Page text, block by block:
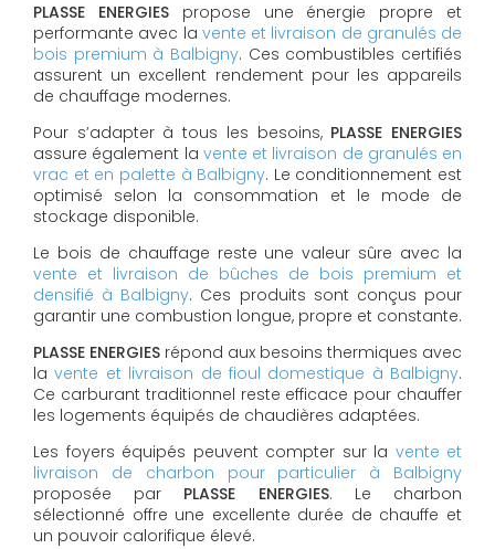
PLASSE ENERGIESpropose une énergie propre et
performante avec la vente et livraison de granulés de
bois premium à Balbigny. Ces combustibles certifiés
assurent un excellent rendement pour les appareils
de chauffage modernes.
Pour s’adapter à tous les besoins, PLASSE ENERGIES
assure également la vente et livraison de granulés en
vrac et en palette à Balbigny. Le conditionnement est
optimisé selon la consommation et le mode de
stockage disponible.
Le bois de chauffage reste une valeur sûre avec la
vente et livraison de bûches de bois premium et
densifié à Balbigny. Ces produits sont conçus pour
garantir une combustion longue, propre et constante.
PLASSE ENERGIES répond aux besoins thermiques avec
lavente et livraison de fioul domestique à Balbigny.
Ce carburant traditionnel reste efficace pour chauffer
les logements équipés de chaudières adaptées.
Les foyers équipés peuvent compter sur la vente et
livraison de charbon pour particulier à Balbigny
proposée par PLASSE ENERGIES. Le charbon
sélectionné offre une excellente durée de chauffe et
un pouvoir calorifique élevé.